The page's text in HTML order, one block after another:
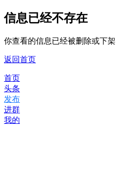
信息已经不存在
你查看的信息已经被删除或下架
返回首页
首页
头条
发布
进群
我的